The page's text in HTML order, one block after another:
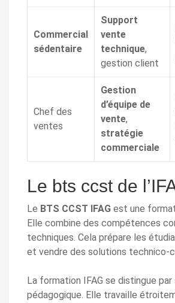
Commercial
sédentaire
Support
vente
technique,
gestion client
Chef des
ventes
Gestion
d’équipe de
vente,
stratégie
commerciale
Le bts ccst de
Le BTS CCST IFAG est une
Elle combine des compétences
techniques. Cela prépare les
et vendre des solutions technico-
La formation IFAG se distingue par
pédagogique. Elle travaille